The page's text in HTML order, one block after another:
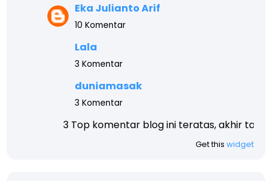
Eka Julianto Arif
10 Komentar
Lala
3 Komentar
duniamasak
3 Komentar
3 Top komentar blog ini teratas, akhir tahun akan
Get this widget